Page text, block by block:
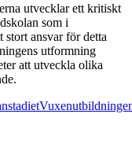
utvecklar ett kritiskt
som i
ansvar för detta
utformning
att utveckla olika